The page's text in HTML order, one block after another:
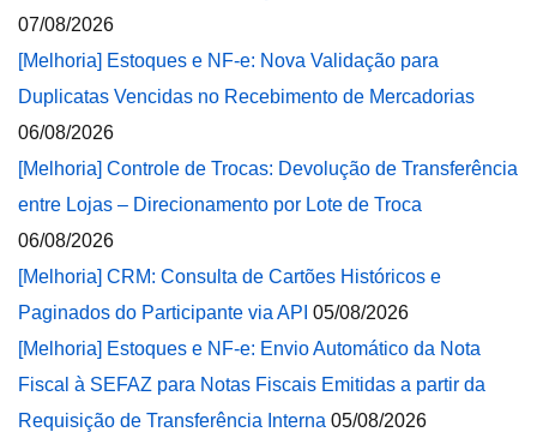
07/08/2026
[Melhoria] Estoques e NF-e: Nova Validação para
Duplicatas Vencidas no Recebimento de Mercadorias
06/08/2026
[Melhoria] Controle de Trocas: Devolução de Transferência
entre Lojas – Direcionamento por Lote de Troca
06/08/2026
[Melhoria] CRM: Consulta de Cartões Históricos e
Paginados do Participante via API 05/08/2026
[Melhoria] Estoques e NF-e: Envio Automático da Nota
Fiscal à SEFAZ para Notas Fiscais Emitidas a partir da
Requisição de Transferência Interna 05/08/2026